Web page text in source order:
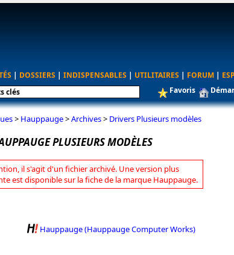
| DOSSIERS | INDISPENSABLES | UTILITAIRES | FORUM |
Favoris
> Hauppauge>Archives> Drivers Plusieurs modèles
PLUSIEURS MODÈLES
il s'agit d'un fichier archivé. Une version plus
est disponible sur la fiche de la marque Hauppauge.
Hauppauge (Hauppauge Computer Works)